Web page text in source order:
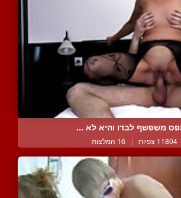
משפשף לבדו והיא לא ...
11804 צפיות | 16 המלצות